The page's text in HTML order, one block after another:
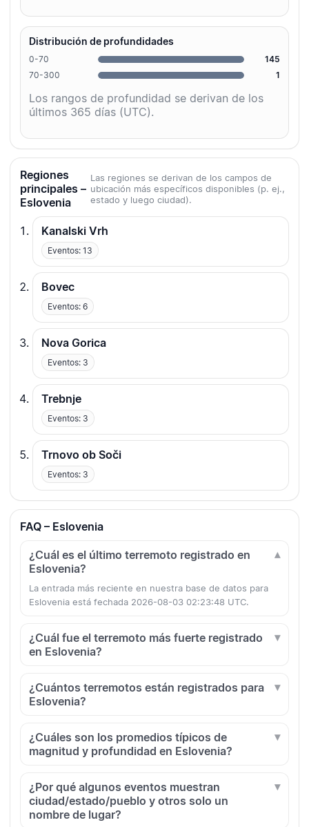
Distribución de profundidades
0-70
145
70-300
1
Los rangos de profundidad se derivan de los
últimos 365 días (UTC).
Regiones
principales –
Eslovenia
Las regiones se derivan de los campos de
ubicación más específicos disponibles (p. ej.,
estado y luego ciudad).
Kanalski Vrh
Eventos: 13
Bovec
Eventos: 6
Nova Gorica
Eventos: 3
Trebnje
Eventos: 3
Trnovo ob Soči
Eventos: 3
FAQ – Eslovenia
¿Cuál es el último terremoto registrado en
Eslovenia?
La entrada más reciente en nuestra base de datos para
Eslovenia está fechada 2026-08-03 02:23:48 UTC.
¿Cuál fue el terremoto más fuerte registrado
en Eslovenia?
¿Cuántos terremotos están registrados para
Eslovenia?
¿Cuáles son los promedios típicos de
magnitud y profundidad en Eslovenia?
¿Por qué algunos eventos muestran
ciudad/estado/pueblo y otros solo un
nombre de lugar?